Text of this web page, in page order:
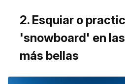
2. Esquiar o
'snowboard' en
más bellas